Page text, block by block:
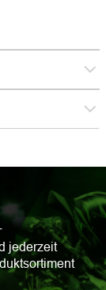
jederzeit